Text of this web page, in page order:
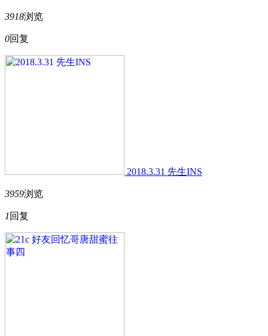
3918浏览
0回复
2018.3.31 先生INS
3959浏览
1 回复